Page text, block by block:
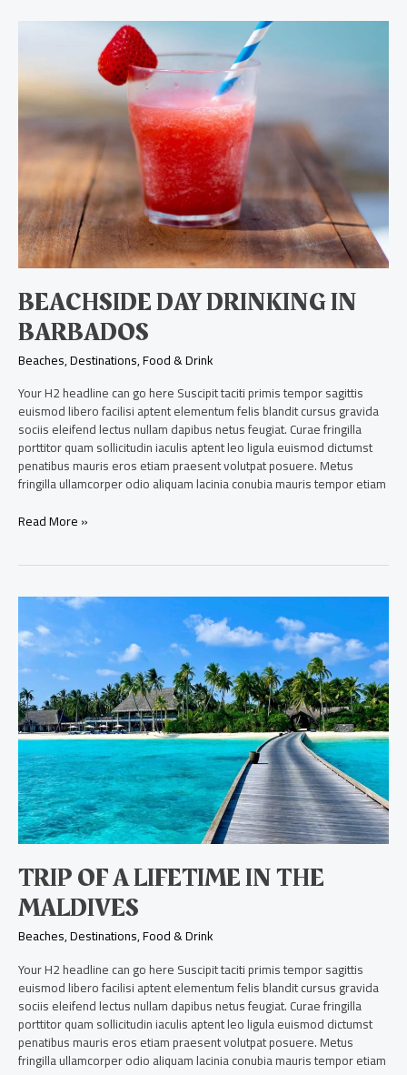
BEACHSIDE DAY DRINKING IN
BARBADOS
Beaches,Destinations,Food & Drink
Your H2 headline can go here Suscipit taciti primis tempor sagittis
euismod libero facilisi aptent elementum felis blandit cursus gravida
sociis eleifend lectus nullam dapibus netus feugiat. Curae fringilla
porttitor quam sollicitudin iaculis aptent leo ligula euismod dictumst
penatibus mauris eros etiam praesent volutpat posuere. Metus
fringilla ullamcorper odio aliquam lacinia conubia mauris tempor etiam
Beachside
in
Barbados
Read More »
TRIP OF A LIFETIME IN THE
MALDIVES
Beaches,Destinations,Food & Drink
Your H2 headline can go here Suscipit taciti primis tempor sagittis
euismod libero facilisi aptent elementum felis blandit cursus gravida
sociis eleifend lectus nullam dapibus netus feugiat. Curae fringilla
porttitor quam sollicitudin iaculis aptent leo ligula euismod dictumst
penatibus mauris eros etiam praesent volutpat posuere. Metus
fringilla ullamcorper odio aliquam lacinia conubia mauris tempor etiam
a
lifetime
in
the
Maldives